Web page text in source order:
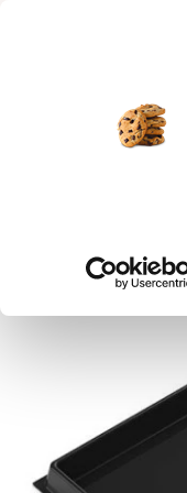
MOULES SILICONE